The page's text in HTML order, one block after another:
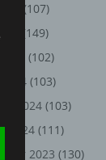
(107)
(149)
(102)
2024 (103)
2024 (103)
2024 (111)
2023 (130)